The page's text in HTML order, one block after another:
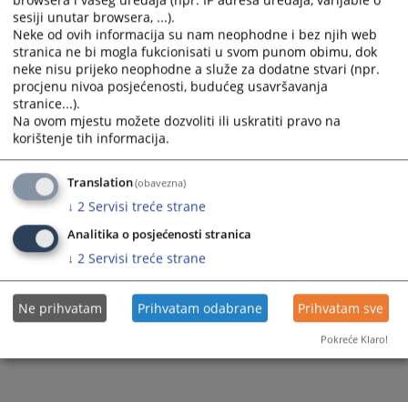
Prikazana vijest je na: Hrvatski jezik
Prateći dokumenti
64 0 Pr 051845 20 Pžp
1013
sesiji unutar browsera, ...).
Neke od ovih informacija su nam neophodne i bez njih web
stranica ne bi mogla fukcionisati u svom punom obimu, dok
neke nisu prijeko neophodne a služe za dodatne stvari (npr.
procjenu nivoa posjećenosti, budućeg usavršavanja
stranice...).
Na ovom mjestu možete dozvoliti ili uskratiti pravo na
korištenje tih informacija.
Translation(obavezna)
↓ 2 Servisi treće strane
Analitika o posjećenosti stranica
↓ 2 Servisi treće strane
Ne prihvatam Prihvatam odabrane Prihvatam sve
Pokreće Klaro!